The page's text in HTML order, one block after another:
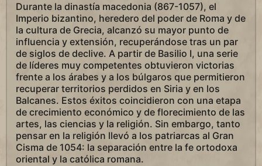
Durante la dinastía macedonia (867-1057), el
Imperio bizantino, heredero del poder de Roma y de
la cultura de Grecia, alcanzó su mayor punto de
influencia y extensión, recuperándose tras un par
de siglos de declive. A partir de Basilio I, una serie
de líderes muy competentes obtuvieron victorias
frente a los árabes y a los búlgaros que permitieron
recuperar territorios perdidos en Siria y en los
Balcanes. Estos éxitos coincidieron con una etapa
de crecimiento económico y de florecimiento de las
artes, las ciencias y la religión. Sin embargo, tanto
pensar en la religión llevó a los patriarcas al Gran
Cisma de 1054: la separación entre la fe ortodoxa
oriental y la católica romana.